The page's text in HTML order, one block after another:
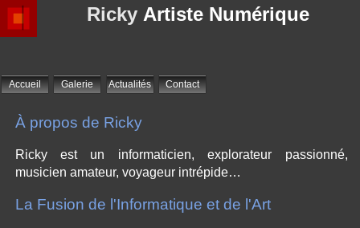
Ricky Artiste Numérique
Accueil Galerie Actualités Contact
À propos de Ricky
Ricky est un informaticien, explorateur passionné,
musicien amateur, voyageur intrépide…
La Fusion de l'Informatique et de l'Art